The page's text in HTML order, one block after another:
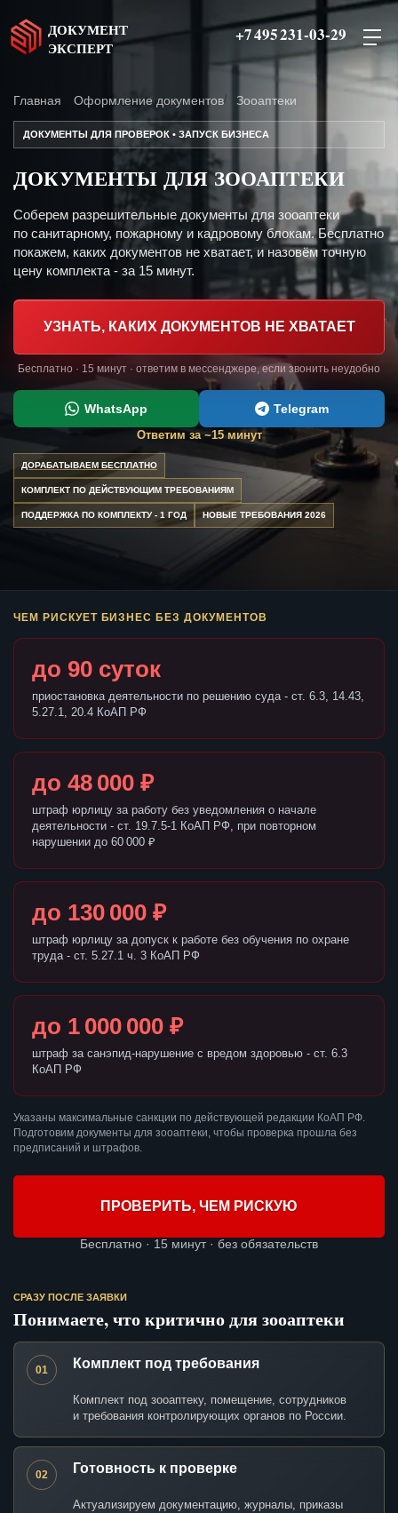
ДОКУМЕНТ
ЭКСПЕРТ
+7 495 231-03-29
Главная Оформление документов Зооаптеки
ДОКУМЕНТЫ ДЛЯ ПРОВЕРОК • ЗАПУСК БИЗНЕСА
ДОКУМЕНТЫ ДЛЯ ЗООАПТЕКИ
Соберем разрешительные документы для зооаптеки
по санитарному, пожарному и кадровому блокам. Бесплатно
покажем, каких документов не хватает, и назовём точную
цену комплекта - за 15 минут.
УЗНАТЬ, КАКИХ ДОКУМЕНТОВ НЕ ХВАТАЕТ
Бесплатно · 15 минут · ответим в мессенджере, если звонить неудобно
WhatsApp Telegram
Ответим за ~15 минут
ДОРАБАТЫВАЕМ БЕСПЛАТНО
КОМПЛЕКТ ПО ДЕЙСТВУЮЩИМ ТРЕБОВАНИЯМ
ПОДДЕРЖКА ПО КОМПЛЕКТУ - 1 ГОД НОВЫЕ ТРЕБОВАНИЯ 2026
ЧЕМ РИСКУЕТ БИЗНЕС БЕЗ ДОКУМЕНТОВ
до 90 суток
приостановка деятельности по решению суда - ст. 6.3, 14.43,
5.27.1, 20.4 КоАП РФ
до 48 000 ₽
штраф юрлицу за работу без уведомления о начале
деятельности - ст. 19.7.5-1 КоАП РФ, при повторном
нарушении до 60 000 ₽
до 130 000 ₽
штраф юрлицу за допуск к работе без обучения по охране
труда - ст. 5.27.1 ч. 3 КоАП РФ
до 1 000 000 ₽
штраф за санэпид-нарушение с вредом здоровью - ст. 6.3
КоАП РФ
Указаны максимальные санкции по действующей редакции КоАП РФ.
Подготовим документы для зооаптеки, чтобы проверка прошла без
предписаний и штрафов.
ПРОВЕРИТЬ, ЧЕМ РИСКУЮ
Бесплатно · 15 минут · без обязательств
СРАЗУ ПОСЛЕ ЗАЯВКИ
Понимаете, что критично для зооаптеки
01 Комплект под требования
Комплект под зооаптеку, помещение, сотрудников
и требования контролирующих органов по России.
02 Готовность к проверке
Актуализируем документацию, журналы, приказы